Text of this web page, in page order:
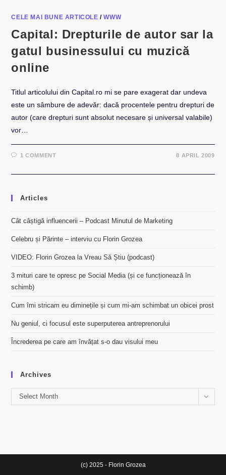
CELE MAI BUNE ARTICOLE /WWW
Capital: Drepturile de autor sar la
gatul businessului cu muzică
online
Titlul articolului din Capital.ro mi se pare exagerat dar undeva
este un sâmbure de adevăr: dacă procentele pentru drepturi de
autor (care drepturi sunt absolut necesare și universal valabile)
vor…
1 COMMENT 8 APRIL 2009
Articles
Cât câștigă influencerii – Podcast Minutul de Marketing
Celebru și Părinte – interviu cu Florin Grozea
VIDEO: Florin Grozea la Vreau Să Știu (podcast)
3 mituri care te opresc pe Social Media (și ce funcționează în
schimb)
Cum îmi stricam eu diminețile și cum mi-am schimbat un obicei prost
Nu geniul, ci focusul este superputerea antreprenorului
Încrederea pe care am învățat s-o dau visului meu
Archives
Archives
Select Month
(c) 2025 - Florin Grozea